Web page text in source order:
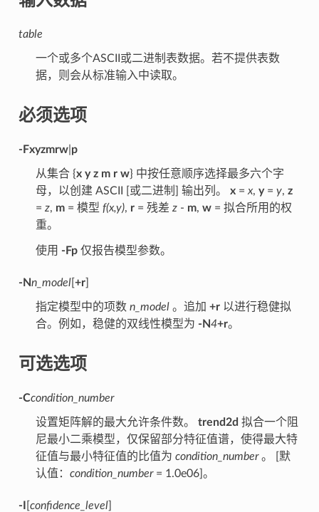
table
一个或多个ASCII或二进制表数据。若不提供表数
据，则会从标准输入中读取。
必须选项
-Fxyzmrw| p
从集合 {x y z m r w} 中按任意顺序选择最多六个字
母，以创建 ASCII [或二进制] 输出列。 x=x, y= y, z
= z, m= 模型 f(x,y), r= 残差 z- m, w= 拟合所用的权
重。
使用 -Fp仅报告模型参数。
-Nn_model[ +r]
指定模型中的项数 n_model。追加 +r以进行稳健拟
合。例如，稳健的双线性模型为 -N4+r。
可选选项
-Ccondition_number
设置矩阵解的最大允许条件数。 trend2d 拟合一个阻
尼最小二乘模型，仅保留部分特征值谱，使得最大特
征值与最小特征值的比值为 condition_number。 [默
认值： condition_number= 1.0e06]。
-I confidence_level]